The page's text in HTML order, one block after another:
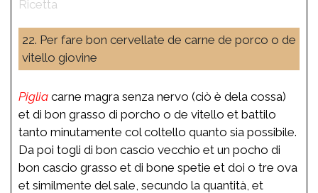
22. Per fare bon cervellate de carne de porco o de
vitello giovine
Piglia carne magra senza nervo (ciò è dela cossa)
et di bon grasso di porcho o de vitello et battilo
tanto minutamente col coltello quanto sia possibile.
Da poi togli di bon cascio vecchio et un pocho di
bon cascio grasso et di bone spetie et doi o tre ova
et similmente del sale, secundo la quantità, et